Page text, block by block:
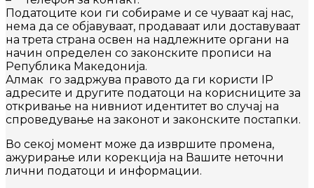
Податоците кои ги собираме и се чуваат кај нас,
нема да се објавуваат, продаваат или доставуваат
на трета страна освен на надлежните органи на
начин определен со законските прописи на
Република Македонија.
Алмак го задржува правото да ги користи IP
aдресите и другите податоци на корисниците за
откривање на нивниот идентитет во случај на
спроведување на законот и законските постапки.
Во секој момент може да извршите промена,
ажурирање или корекција на Вашите неточни
лични податоци и информации.